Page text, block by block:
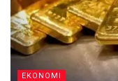
EKONOMI